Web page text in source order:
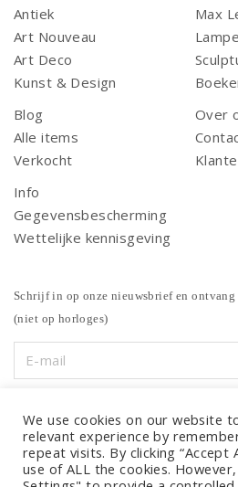
Antiek
Art Nouveau
Art Deco
Kunst & Design
Max
Blog
Alle items
Verkocht
Over
Info
Gegevensbescherming
Wettelijke kennisgeving
Schrijf in op onze nieuwsbrief en ontvang
(niet op horloges)
We use cookies on our website
relevant experience by
repeat visits. By clicking “Accept
use of ALL the cookies.